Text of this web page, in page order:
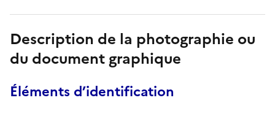
Description de la photographie ou
du document graphique
Éléments d’identification